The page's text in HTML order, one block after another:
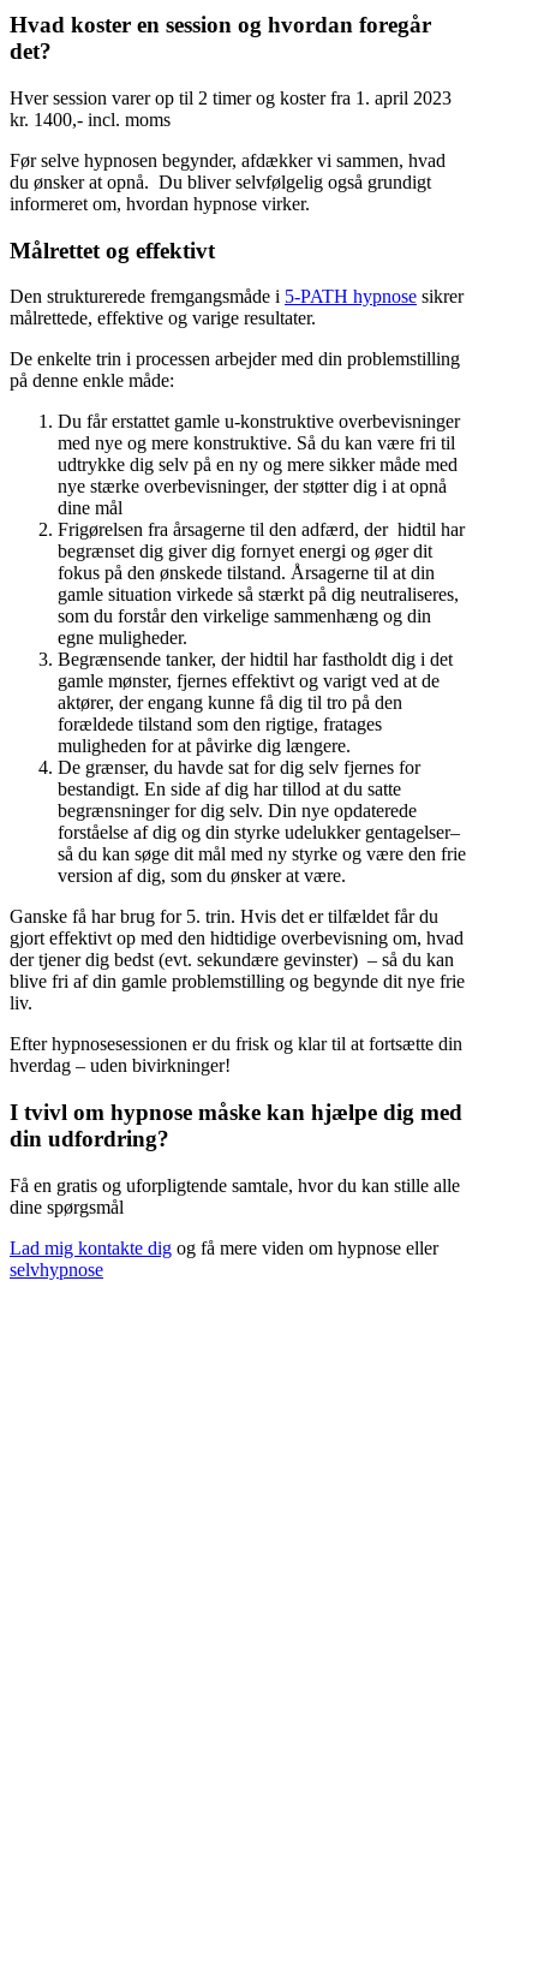
Hvad koster en session og hvordan foregår
det?
Hver session varer op til 2 timer og koster fra 1. april 2023
kr. 1400,- incl. moms
Før selve hypnosen begynder, afdækker vi sammen, hvad
du ønsker at opnå. Du bliver selvfølgelig også grundigt
informeret om, hvordan hypnose virker.
Målrettet og effektivt
Den strukturerede fremgangsmåde i 5-PATH hypnose sikrer
målrettede, effektive og varige resultater.
De enkelte trin i processen arbejder med din problemstilling
på denne enkle måde:
Du får erstattet gamle u-konstruktive overbevisninger
med nye og mere konstruktive. Så du kan være fri til
udtrykke dig selv på en ny og mere sikker måde med
nye stærke overbevisninger, der støtter dig i at opnå
dine mål
Frigørelsen fra årsagerne til den adfærd, der hidtil har
begrænset dig giver dig fornyet energi og øger dit
fokus på den ønskede tilstand. Årsagerne til at din
gamle situation virkede så stærkt på dig neutraliseres,
som du forstår den virkelige sammenhæng og din
egne muligheder.
Begrænsende tanker, der hidtil har fastholdt dig i det
gamle mønster, fjernes effektivt og varigt ved at de
aktører, der engang kunne få dig til tro på den
forældede tilstand som den rigtige, fratages
muligheden for at påvirke dig længere.
De grænser, du havde sat for dig selv fjernes for
bestandigt. En side af dig har tillod at du satte
begrænsninger for dig selv. Din nye opdaterede
forståelse af dig og din styrke udelukker gentagelser–
så du kan søge dit mål med ny styrke og være den frie
version af dig, som du ønsker at være.
Ganske få har brug for 5. trin. Hvis det er tilfældet får du
gjort effektivt op med den hidtidige overbevisning om, hvad
der tjener dig bedst (evt. sekundære gevinster) – så du kan
blive fri af din gamle problemstilling og begynde dit nye frie
liv.
Efter hypnosesessionen er du frisk og klar til at fortsætte din
hverdag – uden bivirkninger!
I tvivl om hypnose måske kan hjælpe dig med
din udfordring?
Få en gratis og uforpligtende samtale, hvor du kan stille alle
dine spørgsmål
Lad mig kontakte dig og få mere viden om hypnose eller
selvhypnose